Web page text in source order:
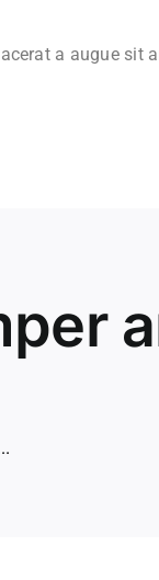
a augue sit
semper ante lorem glavrida.